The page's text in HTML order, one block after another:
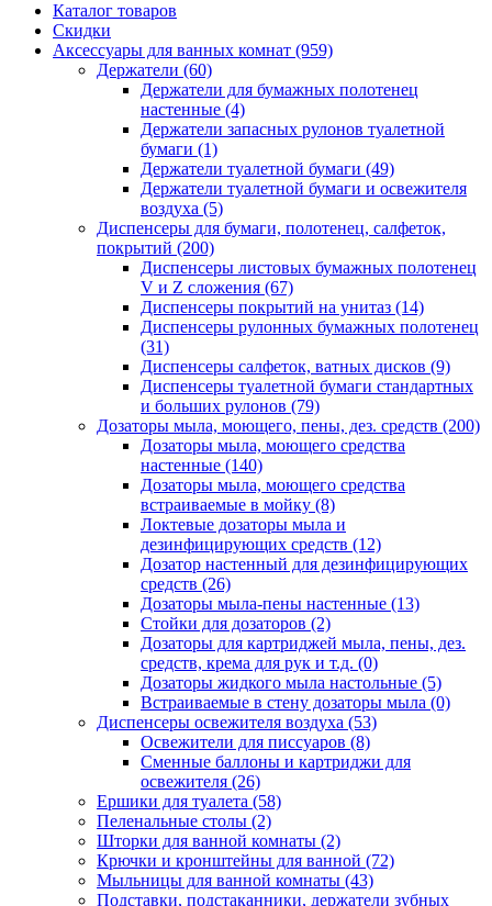
Каталог товаров
Скидки
Аксессуары для ванных комнат (959)
Держатели (60)
Держатели для бумажных полотенец
настенные (4)
Держатели запасных рулонов туалетной
бумаги (1)
Держатели туалетной бумаги (49)
Держатели туалетной бумаги и освежителя
воздуха (5)
Диспенсеры для бумаги, полотенец, салфеток,
покрытий (200)
Диспенсеры листовых бумажных полотенец
V и Z сложения (67)
Диспенсеры покрытий на унитаз (14)
Диспенсеры рулонных бумажных полотенец
(31)
Диспенсеры салфеток, ватных дисков (9)
Диспенсеры туалетной бумаги стандартных
и больших рулонов (79)
Дозаторы мыла, моющего, пены, дез. средств (200)
Дозаторы мыла, моющего средства
настенные (140)
Дозаторы мыла, моющего средства
встраиваемые в мойку (8)
Локтевые дозаторы мыла и
дезинфицирующих средств (12)
Дозатор настенный для дезинфицирующих
средств (26)
Дозаторы мыла-пены настенные (13)
Стойки для дозаторов (2)
Дозаторы для картриджей мыла, пены, дез.
средств, крема для рук и т.д. (0)
Дозаторы жидкого мыла настольные (5)
Встраиваемые в стену дозаторы мыла (0)
Диспенсеры освежителя воздуха (53)
Освежители для писсуаров (8)
Сменные баллоны и картриджи для
освежителя (26)
Ершики для туалета (58)
Пеленальные столы (2)
Шторки для ванной комнаты (2)
Крючки и кронштейны для ванной (72)
Мыльницы для ванной комнаты (43)
Подставки, подстаканники, держатели зубных